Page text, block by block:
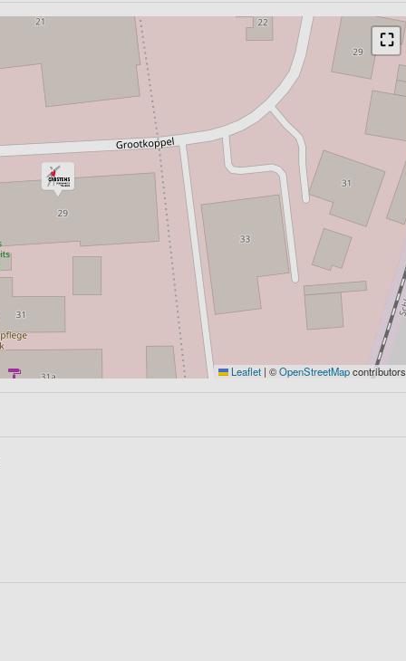
⛶
Leaflet | ©OpenStreetMapcontributors